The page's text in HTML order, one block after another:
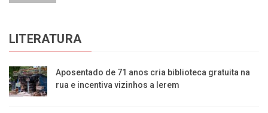
LITERATURA
Aposentado de 71 anos cria biblioteca gratuita na
rua e incentiva vizinhos a lerem